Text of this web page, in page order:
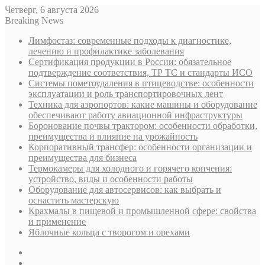
Четверг, 6 августа 2026
Breaking News
Лимфостаз: современные подходы к диагностике,
лечению и профилактике заболевания
Сертификация продукции в России: обязательное
подтверждение соответствия, ТР ТС и стандарты ИСО
Системы пометоудаления в птицеводстве: особенности
эксплуатации и роль транспортировочных лент
Техника для аэропортов: какие машины и оборудование
обеспечивают работу авиационной инфраструктуры
Боронование почвы трактором: особенности обработки,
преимущества и влияние на урожайность
Корпоративный трансфер: особенности организации и
преимущества для бизнеса
Термокамеры для холодного и горячего копчения:
устройство, виды и особенности работы
Оборудование для автосервисов: как выбрать и
оснастить мастерскую
Крахмалы в пищевой и промышленной сфере: свойства
и применение
Яблочные кольца с творогом и орехами